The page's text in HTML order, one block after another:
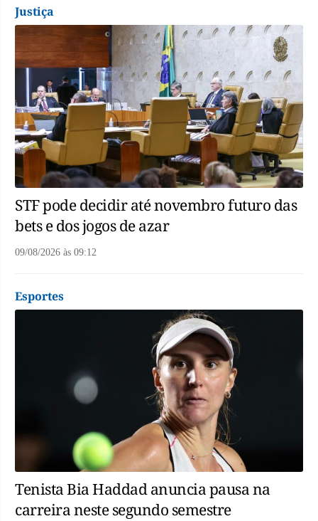
Justiça
STF pode decidir até novembro futuro das
bets e dos jogos de azar
09/08/2026 às 09:12
Esportes
Tenista Bia Haddad anuncia pausa na
carreira neste segundo semestre